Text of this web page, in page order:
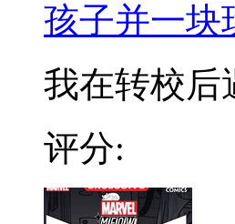
孩子并一块
我在转校后
评分: